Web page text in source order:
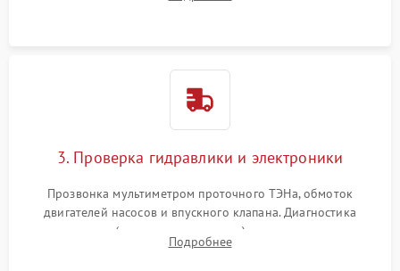
3. Проверка гидравлики и электроники
Прозвонка мультиметром проточного ТЭНа, обмоток
двигателей насосов и впускного клапана. Диагностика
прессостата (датчика уровня воды), датчика мутности,
концевика дверцы и электронного модуля управления.
Подробнее